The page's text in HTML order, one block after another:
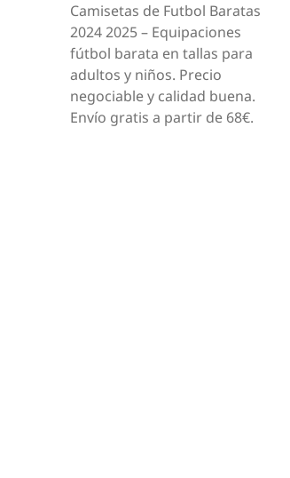
Camisetas de Futbol Baratas
2024 2025 – Equipaciones
fútbol barata en tallas para
adultos y niños. Precio
negociable y calidad buena.
Envío gratis a partir de 68€.